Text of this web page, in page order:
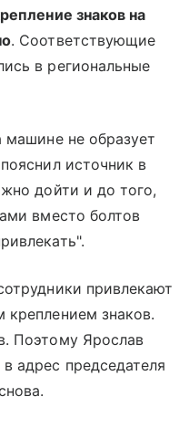
знаков на
. Соответствующие
в региональные
машине не образует
источник в
дойти и до того,
вместо болтов
привлекают
креплением знаков.
Поэтому Ярослав
адрес председателя